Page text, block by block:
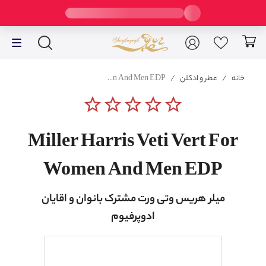
خانه / عطر و ادکلن /
Miller Harris Veti Vert For Women And Men EDP
star_borderstar_borderstar_borderstar_borderstar_border
Miller Harris Veti Vert For
Women And Men EDP
میلر هریس وتی ورت مشترک بانوان و اقایان
ادوپرفیوم